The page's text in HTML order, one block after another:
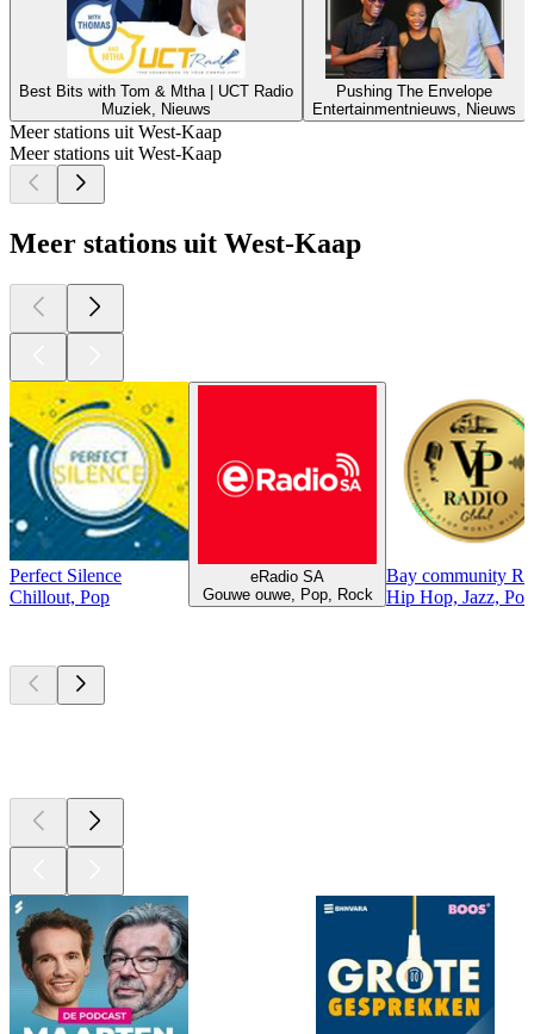
Best Bits with Tom & Mtha | UCT Radio
Muziek, Nieuws
Pushing The Envelope
Entertainmentnieuws, Nieuws
Meer stations uit West-Kaap
Meer stations uit West-Kaap
Meer stations uit West-Kaap
Perfect Silence
Chillout, Pop
eRadio SA
Gouwe ouwe, Pop, Rock
Bay community
Hip Hop, Jazz,